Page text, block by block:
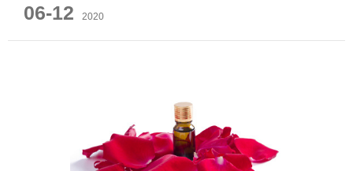
06-12 2020